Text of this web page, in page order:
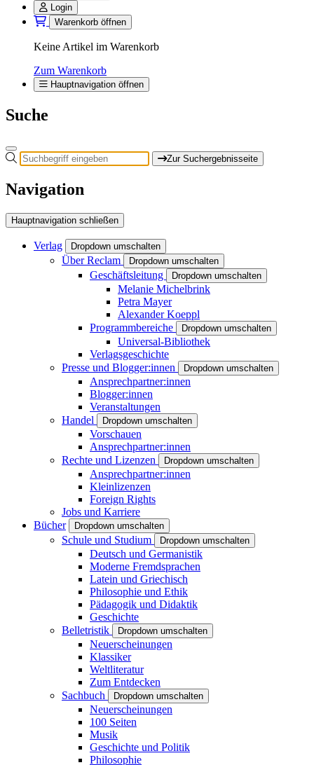
Login
Warenkorb öffnen
Keine Artikel im Warenkorb
Zum Warenkorb
Hauptnavigation öffnen
Suche
Zur Suchergebnisseite
Navigation
Hauptnavigation schließen
Verlag Dropdown umschalten
Über Reclam Dropdown umschalten
Geschäftsleitung Dropdown umschalten
Melanie Michelbrink
Petra Mayer
Alexander Koeppl
Programmbereiche
Dropdown umschalten
Universal-Bibliothek
Verlagsgeschichte
Presse und Blogger:innen
Dropdown umschalten
Ansprechpartner:innen
Blogger:innen
Veranstaltungen
Handel
Dropdown umschalten
Vorschauen
Ansprechpartner:innen
Rechte und Lizenzen
Dropdown umschalten
Ansprechpartner:innen
Kleinlizenzen
Foreign Rights
Jobs und Karriere
Bücher
Dropdown umschalten
Schule und Studium Dropdown umschalten
Deutsch und Germanistik
Moderne Fremdsprachen
Latein und Griechisch
Philosophie und Ethik
Pädagogik und Didaktik
Geschichte
Belletristik
Dropdown umschalten
Neuerscheinungen
Klassiker
Weltliteratur
Zum Entdecken
Sachbuch
Dropdown umschalten
Neuerscheinungen
100 Seiten
Musik
Geschichte und Politik
Philosophie